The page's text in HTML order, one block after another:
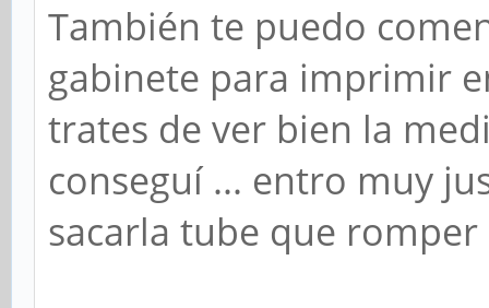
También te puedo
gabinete para imprimir
trates de ver bien la
conseguí ... entro muy
sacarla tube que